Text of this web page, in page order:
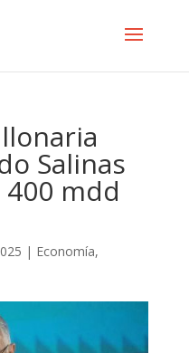
Salinas
mdd
| Economía,